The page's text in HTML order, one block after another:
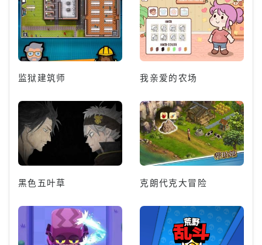
监狱建筑师 我亲爱的农场
黑色五叶草 克朗代克大冒险